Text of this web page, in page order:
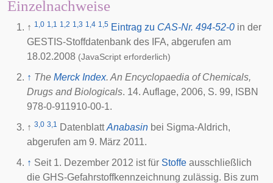
Einzelnachweise
↑ 1,0 1,1 1,2 1,3 1,4 1,5 Eintrag zu CAS-Nr. 494-52-0 in der
GESTIS-Stoffdatenbank des IFA, abgerufen am
18.02.2008 (JavaScript erforderlich)
↑ The Merck Index. An Encyclopaedia of Chemicals,
Drugs and Biologicals. 14. Auflage, 2006, S. 99, ISBN
978-0-911910-00-1.
↑ 3,0 3,1 DatenblattAnabasin bei Sigma-Aldrich,
abgerufen am 9. März 2011.
↑ Seit 1. Dezember 2012 ist für Stoffe ausschließlich
die GHS-Gefahrstoffkennzeichnung zulässig. Bis zum